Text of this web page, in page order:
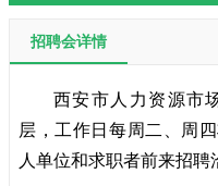
招聘会详情
西安市人力资源市
层，工作日每周二、周
人单位和求职者前来招聘